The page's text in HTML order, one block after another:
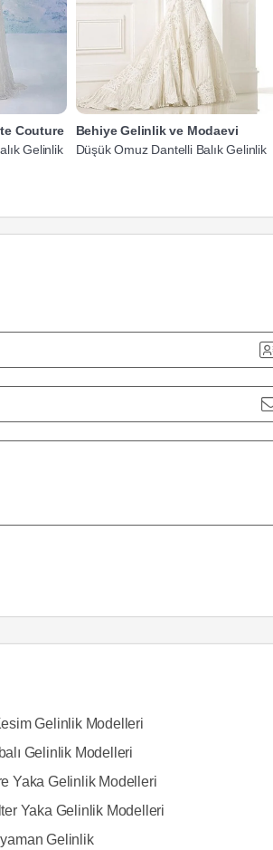
Couture
Gelinlik
Behiye Gelinlik ve Modaevi
Düşük Omuz Dantelli Balık Gelinlik
Gelinlik Modelleri
Gelinlik Modelleri
Yaka Gelinlik Modelleri
Yaka Gelinlik Modelleri
Gelinlik